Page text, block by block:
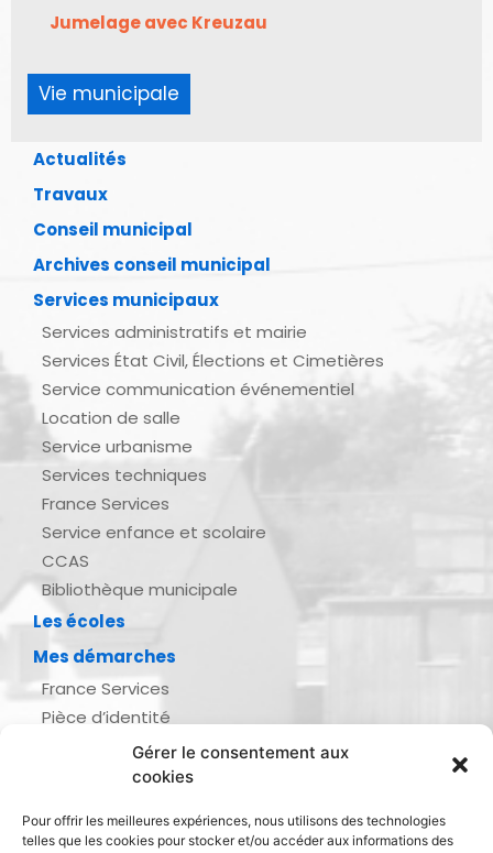
Gérer le consentement aux
cookies
Pour offrir les meilleures expériences, nous utilisons des technologies
telles que les cookies pour stocker et/ou accéder aux informations des
Jumelage avec Kreuzau
Vie municipale
Actualités
Travaux
Conseil municipal
Archives conseil municipal
Services municipaux
Services administratifs et mairie
Services État Civil, Élections et Cimetières
Service communication événementiel
Location de salle
Service urbanisme
Services techniques
France Services
Service enfance et scolaire
CCAS
Bibliothèque municipale
Les écoles
Mes démarches
France Services
Pièce d’identité
Demande d’actes d’état civil
Inscription listes électorales